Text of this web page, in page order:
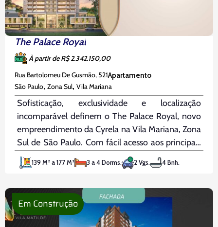
The Palace Royal
À partir de R$ 2.342.150,00
Rua Bartolomeu De Gusmão, 521Apartamento
São Paulo, Zona Sul, Vila Mariana
Sofisticação, exclusividade e localização
incomparável definem o The Palace Royal, novo
empreendimento da Cyrela na Vila Mariana, Zona
Sul de São Paulo. Com fácil acesso aos principais
pontos da cidade, está a apenas 13 minutos da
Estação Vila Mariana, da Rua Vergueiro,
139 M² a 177 M² 3 a 4 Dorms. 2 Vgs. 4 Bnh.
Em Construção